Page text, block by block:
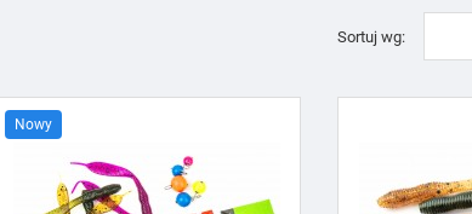
Sortuj wg:
Nowy